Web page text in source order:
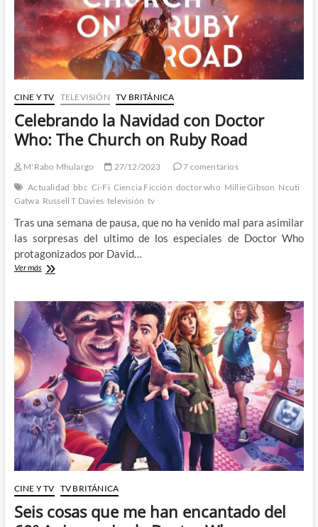
CINE Y TV TELEVISIÓN TV BRITÁNICA
Celebrando la Navidad con Doctor
Who: The Church on Ruby Road
M'Rabo Mhulargo 27/12/2023
7 comentarios
Actualidad bbc Ci-Fi Ciencia Ficción doctor who Millie Gibson Ncuti
Gatwa Russell T Davies televisión tv
Tras una semana de pausa, que no ha venido mal para asimilar
las sorpresas del ultimo de los especiales de Doctor Who
protagonizados por David…
Ver másCelebrando
con
Doctor
Who:
The
Church
Ruby
Road
CINE Y TV TV BRITÁNICA
Seis cosas que me han encantado del